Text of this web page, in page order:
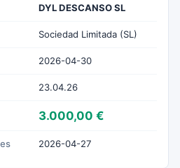
DYL DESCANSO SL
Sociedad Limitada (SL)
2026-04-30
23.04.26
3.000,00 €
2026-04-27